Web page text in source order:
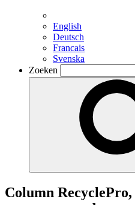
English
Deutsch
Francais
Svenska
Zoeken
Column